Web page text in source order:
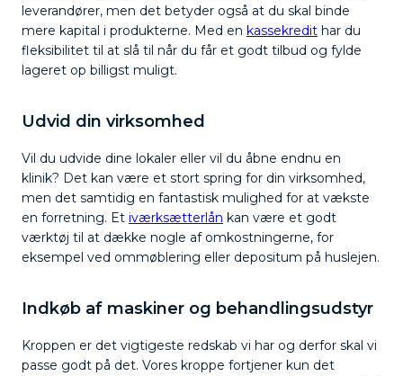
leverandører, men det betyder også at du skal binde
mere kapital i produkterne. Med en kassekredit har du
fleksibilitet til at slå til når du får et godt tilbud og fylde
lageret op billigst muligt.
Udvid din virksomhed
Vil du udvide dine lokaler eller vil du åbne endnu en
klinik? Det kan være et stort spring for din virksomhed,
men det samtidig en fantastisk mulighed for at vækste
en forretning. Et iværksætterlån kan være et godt
værktøj til at dække nogle af omkostningerne, for
eksempel ved ommøblering eller depositum på huslejen.
Indkøb af maskiner og behandlingsudstyr
Kroppen er det vigtigeste redskab vi har og derfor skal vi
passe godt på det. Vores kroppe fortjener kun det